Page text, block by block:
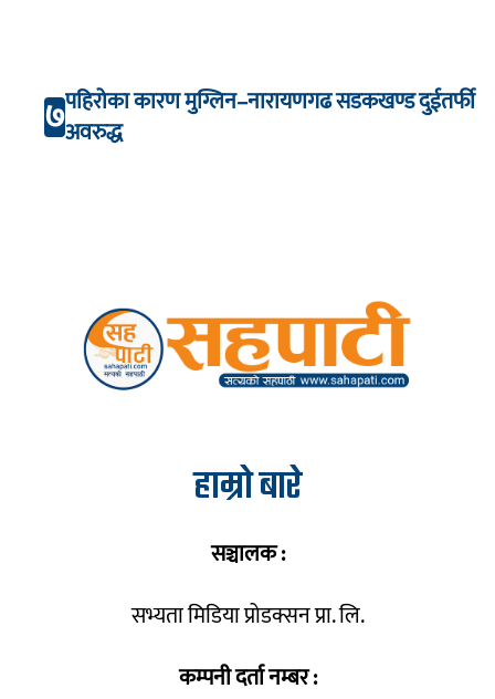
७पहिरोका कारण मुग्लिन–नारायणगढ सडकखण्ड दुईतर्फी
अवरुद्ध
हाम्रो बारे
सञ्चालक :
सभ्यता मिडिया प्रोडक्सन प्रा. लि.
कम्पनी दर्ता नम्बर :